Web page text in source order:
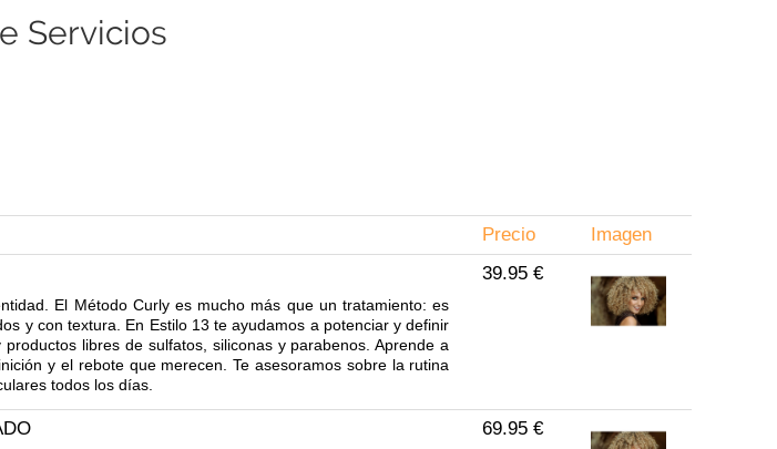
Servicios
Precio
Imagen
El Método Curly es mucho más que un tratamiento: es
y con textura. En Estilo 13 te ayudamos a potenciar y definir
libres de sulfatos, siliconas y parabenos. Aprende a
y el rebote que merecen. Te asesoramos sobre la rutina
todos los días.
39.95 €
69.95 €